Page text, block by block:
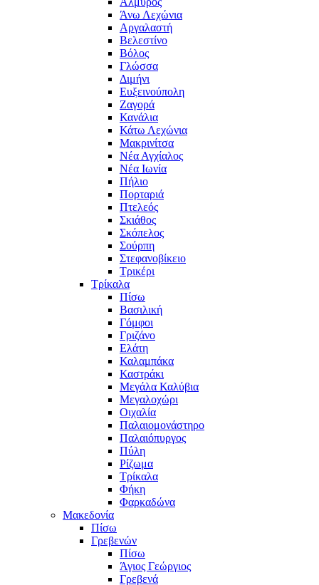
Άνω Λεχώνια
Αργαλαστή
Βελεστίνο
Βόλος
Γλώσσα
Διμήνι
Ευξεινούπολη
Ζαγορά
Κανάλια
Κάτω Λεχώνια
Μακρινίτσα
Νέα Αγχίαλος
Νέα Ιωνία
Πήλιο
Πορταριά
Πτελεός
Σκιάθος
Σκόπελος
Σούρπη
Στεφανοβίκειο
Τρικέρι
Τρίκαλα
Πίσω
Βασιλική
Γόμφοι
Γριζάνο
Ελάτη
Καλαμπάκα
Καστράκι
Μεγάλα Καλύβια
Μεγαλοχώρι
Οιχαλία
Παλαιομονάστηρο
Παλαιόπυργος
Πύλη
Ρίζωμα
Τρίκαλα
Φήκη
Φαρκαδώνα
Μακεδονία
Πίσω
Γρεβενών
Πίσω
Άγιος Γεώργιος
Γρεβενά